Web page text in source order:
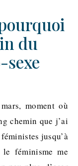
du
chemin que j’ai
jusqu’à
féminisme me